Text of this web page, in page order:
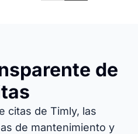
de
citas de Timly, las
de mantenimiento y